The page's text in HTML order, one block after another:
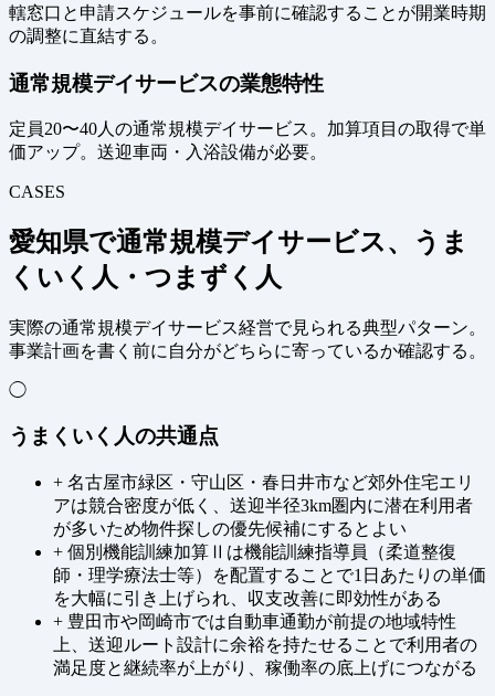
轄窓口と申請スケジュールを事前に確認することが開業時期
の調整に直結する。
通常規模デイサービスの業態特性
定員20〜40人の通常規模デイサービス。加算項目の取得で単
価アップ。送迎車両・入浴設備が必要。
CASES
愛知県で通常規模デイサービス、うま
くいく人・つまずく人
実際の通常規模デイサービス経営で見られる典型パターン。
事業計画を書く前に自分がどちらに寄っているか確認する。
◯
うまくいく人の共通点
+ 名古屋市緑区・守山区・春日井市など郊外住宅エリ
アは競合密度が低く、送迎半径3km圏内に潜在利用者
が多いため物件探しの優先候補にするとよい
+ 個別機能訓練加算Ⅱは機能訓練指導員（柔道整復
師・理学療法士等）を配置することで1日あたりの単価
を大幅に引き上げられ、収支改善に即効性がある
+ 豊田市や岡崎市では自動車通勤が前提の地域特性
上、送迎ルート設計に余裕を持たせることで利用者の
満足度と継続率が上がり、稼働率の底上げにつながる